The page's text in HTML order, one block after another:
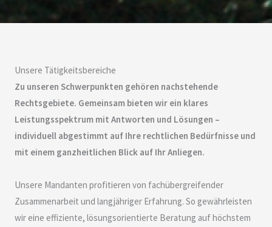
Unsere Tätigkeitsbereiche
Zu unseren Schwerpunkten gehören nachstehende
Rechtsgebiete. Gemeinsam bieten wir ein klares
Leistungsspektrum mit Antworten und Lösungen –
individuell abgestimmt auf Ihre rechtlichen Bedürfnisse und
mit einem ganzheitlichen Blick auf Ihr Anliegen.
Unsere Mandanten profitieren von fachübergreifender
Zusammenarbeit und langjähriger Erfahrung. So gewährleisten
wir eine effiziente, lösungsorientierte Beratung auf höchstem